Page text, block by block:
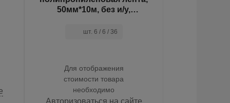
50мм*10м, без и/у,
шт. 6 / 6 / 36
Для отображения
стоимости товара
необходимо
Авторизоваться на сайте